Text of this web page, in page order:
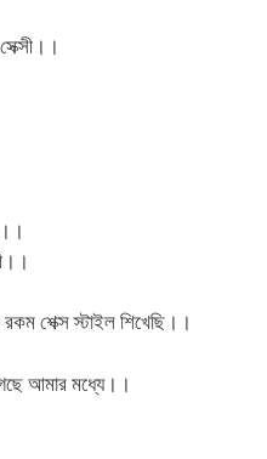
শেক্স স্টাইল শিখেছি।।
আমার মধ্যে।।